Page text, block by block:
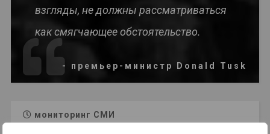
взгляды, не должны рассматриваться
как смягчающее обстоятельство.
- премьер-министр Donald Tusk
мониторинг СМИ